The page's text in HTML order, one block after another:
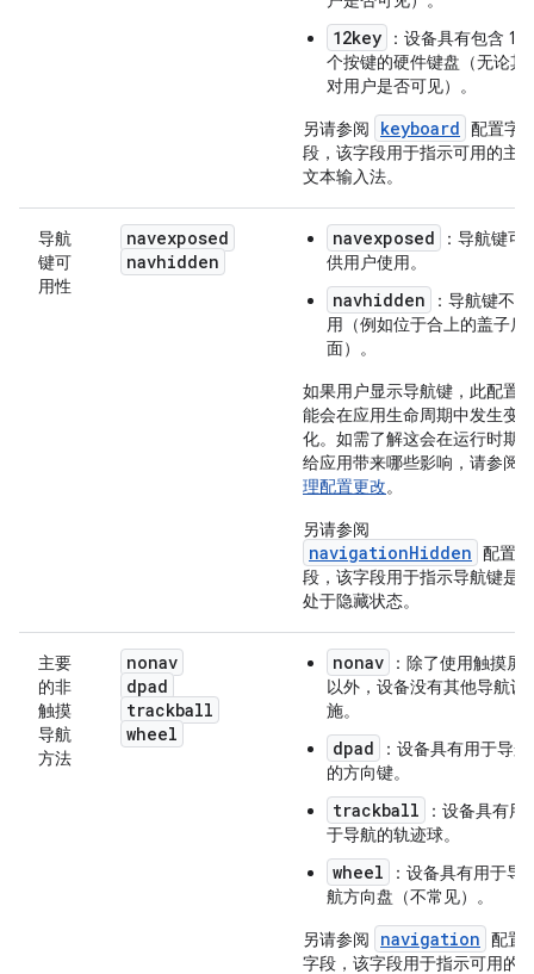
12key
：设备具有包含 12
个按键的硬件键盘（无论其
对用户是否可见）。
另请参阅
keyboard 配置字
段，该字段用于指示可用的主
文本输入法。
导航
键可
用性
navexposed
navhidden
navexposed
：导航键可
供用户使用。
navhidden
：导航键不可
用（例如位于合上的盖子后
面）。
如果用户显示导航键，此配置
能会在应用生命周期中发生变
化。如需了解这会在运行时期
给应用带来哪些影响，请参阅
理配置更改。
另请参阅
navigationHidden 配置字
段，该字段用于指示导航键是
处于隐藏状态。
主要
的非
触摸
导航
方法
nonav
dpad
trackball
wheel
nonav
：除了使用触摸屏
以外，设备没有其他导航设
施。
dpad
：设备具有用于导航
的方向键。
trackball
：设备具有用
于导航的轨迹球。
wheel
：设备具有用于导
航方向盘（不常见）。
另请参阅
navigation 配置
字段，该字段用于指示可用的